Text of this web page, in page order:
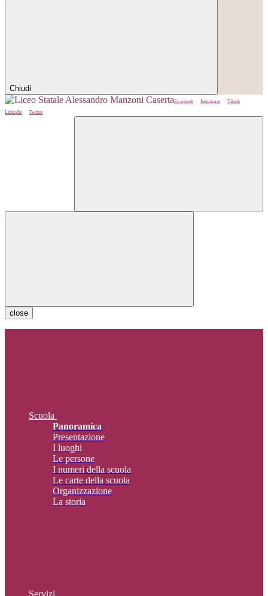
Chiudi
Facebook Instagram
Tiktok
Linkedin
Twitter
close
Scuola
Panoramica
Presentazione
I luoghi
Le persone
I numeri della scuola
Le carte della scuola
Organizzazione
La storia